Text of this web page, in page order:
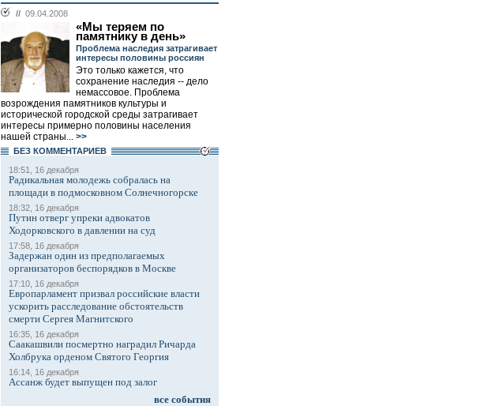
// 09.04.2008
«Мы теряем по
памятнику в день»
Проблема наследия затрагивает
интересы половины россиян
Это только кажется, что
сохранение наследия -- дело
немассовое. Проблема
возрождения памятников культуры и
исторической городской среды затрагивает
интересы примерно половины населения
нашей страны... >>
БЕЗ КОМMЕНТАРИЕВ
18:51, 16 декабря
Радикальная молодежь собралась на
площади в подмосковном Солнечногорске
18:32, 16 декабря
Путин отверг упреки адвокатов
Ходорковского в давлении на суд
17:58, 16 декабря
Задержан один из предполагаемых
организаторов беспорядков в Москве
17:10, 16 декабря
Европарламент призвал российские власти
ускорить расследование обстоятельств
смерти Сергея Магнитского
16:35, 16 декабря
Саакашвили посмертно наградил Ричарда
Холбрука орденом Святого Георгия
16:14, 16 декабря
Ассанж будет выпущен под залог
все события